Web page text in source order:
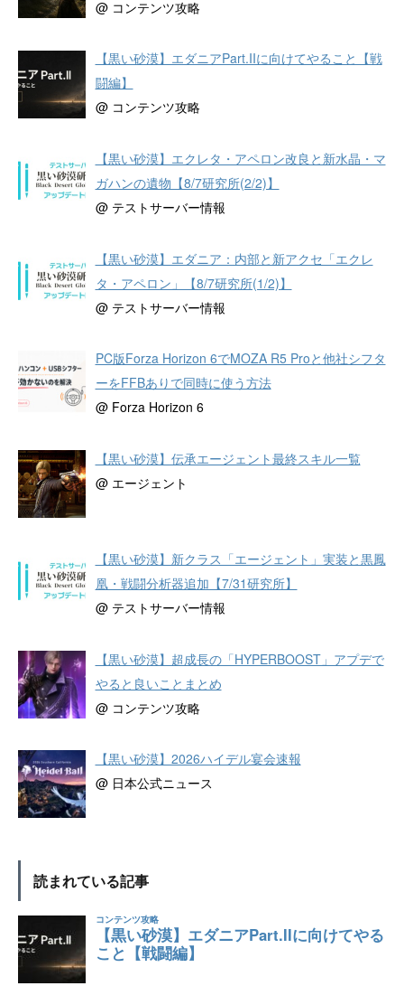
@ コンテンツ攻略
【黒い砂漠】エダニアPart.IIに向けてやること【戦
闘編】
@ コンテンツ攻略
【黒い砂漠】エクレタ・アペロン改良と新水晶・マ
ガハンの遺物【8/7研究所(2/2)】
@ テストサーバー情報
【黒い砂漠】エダニア：内部と新アクセ「エクレ
タ・アペロン」【8/7研究所(1/2)】
@ テストサーバー情報
PC版Forza Horizon 6でMOZA R5 Proと他社シフタ
ーをFFBありで同時に使う方法
@ Forza Horizon 6
【黒い砂漠】伝承エージェント最終スキル一覧
@ エージェント
【黒い砂漠】新クラス「エージェント」実装と黒鳳
凰・戦闘分析器追加【7/31研究所】
@ テストサーバー情報
【黒い砂漠】超成長の「HYPERBOOST」アプデで
やると良いことまとめ
@ コンテンツ攻略
【黒い砂漠】2026ハイデル宴会速報
@ 日本公式ニュース
読まれている記事